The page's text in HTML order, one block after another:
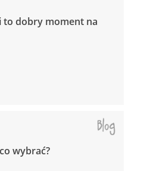
to dobry moment na
wybrać?